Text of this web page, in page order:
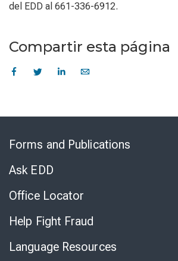
del EDD al 661-336-6912.
Compartir esta página
Forms and Publications
Ask EDD
Office Locator
Help Fight Fraud
Language Resources